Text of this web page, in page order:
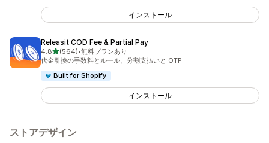
インストール
Releasit COD Fee & Partial Pay
4.85つ星中
(564)
合計レビュー数：564件
•無料プランあり
代金引換の手数料とルール、分割支払いと OTP
Built for Shopify
インストール
ストアデザイン